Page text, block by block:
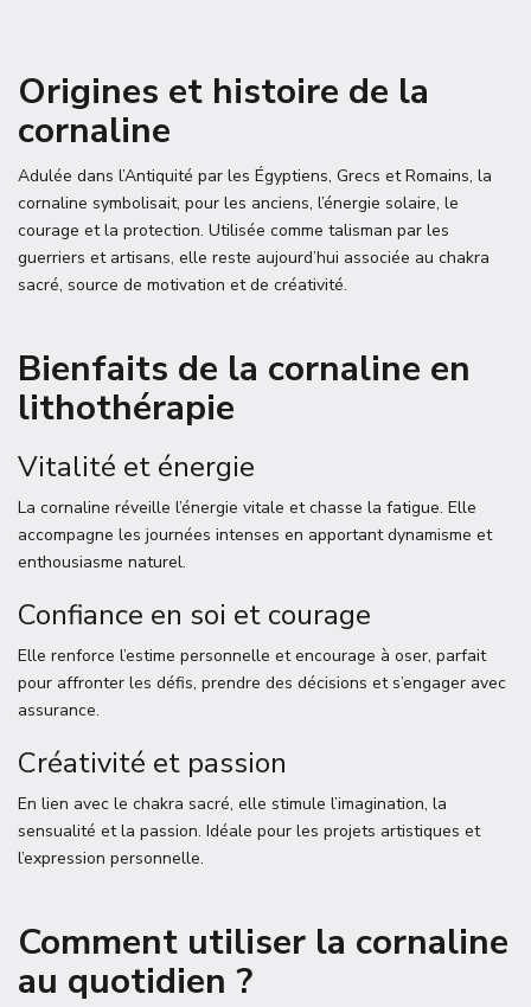
Origines et histoire de la
cornaline
Adulée dans l’Antiquité par les Égyptiens, Grecs et Romains, la
cornaline symbolisait, pour les anciens, l’énergie solaire, le
courage et la protection. Utilisée comme talisman par les
guerriers et artisans, elle reste aujourd’hui associée au chakra
sacré, source de motivation et de créativité.
Bienfaits de la cornaline en
lithothérapie
Vitalité et énergie
La cornaline réveille l’énergie vitale et chasse la fatigue. Elle
accompagne les journées intenses en apportant dynamisme et
enthousiasme naturel.
Confiance en soi et courage
Elle renforce l’estime personnelle et encourage à oser, parfait
pour affronter les défis, prendre des décisions et s’engager avec
assurance.
Créativité et passion
En lien avec le chakra sacré, elle stimule l’imagination, la
sensualité et la passion. Idéale pour les projets artistiques et
l’expression personnelle.
Comment utiliser la cornaline
au quotidien ?